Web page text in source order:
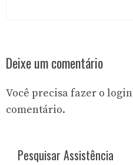
Deixe um comentário
Você precisa fazer o login
comentário.
Pesquisar Assistência